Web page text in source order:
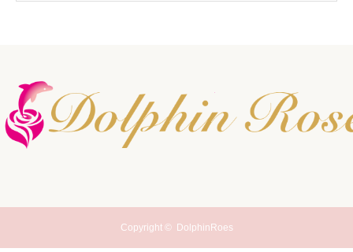
Copyright © DolphinRoes